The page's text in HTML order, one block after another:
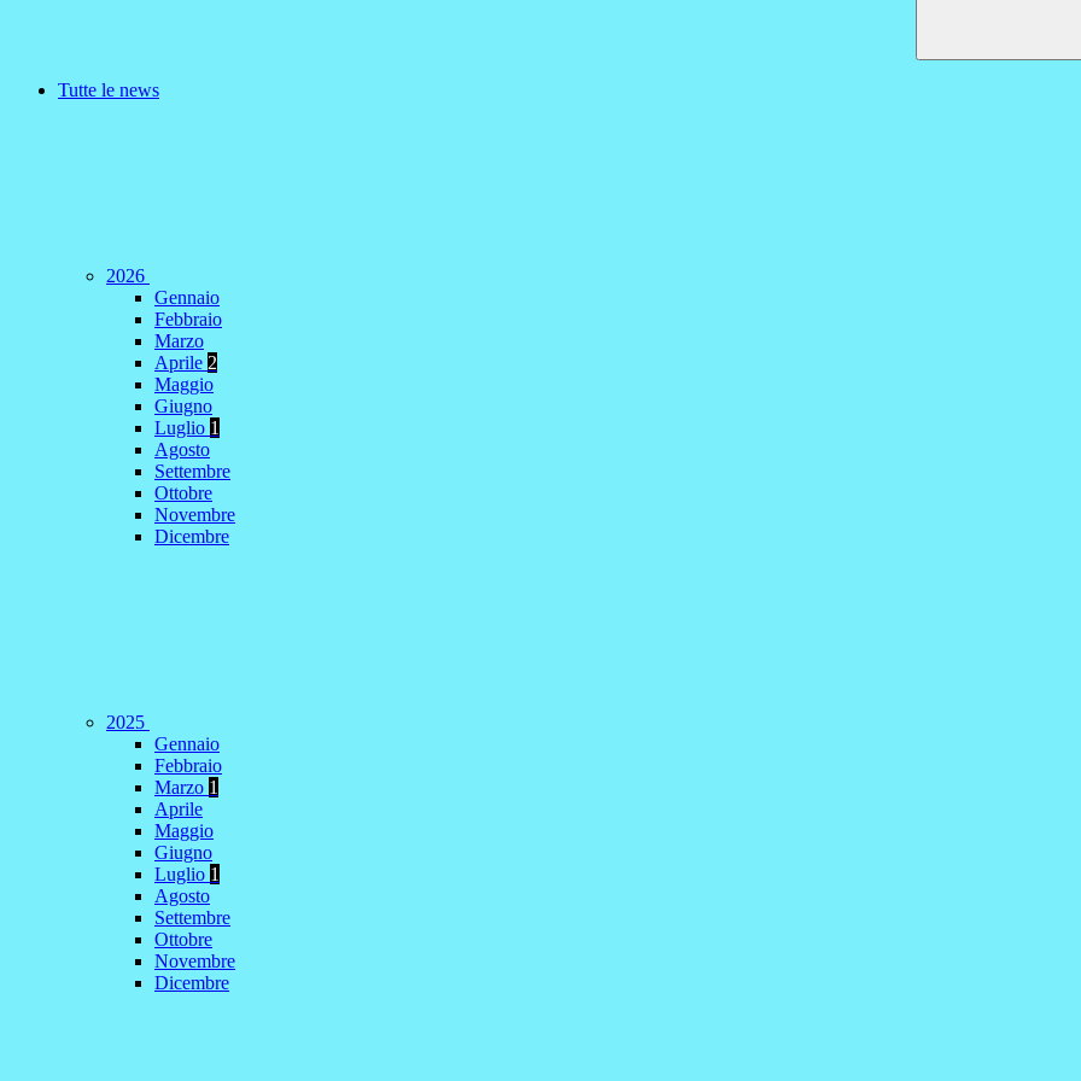
Tutte le news
2026
Gennaio
Febbraio
Marzo
Aprile 2
Maggio
Giugno
Luglio 1
Agosto
Settembre
Ottobre
Novembre
Dicembre
2025
Gennaio
Febbraio
Marzo 1
Aprile
Maggio
Giugno
Luglio 1
Agosto
Settembre
Ottobre
Novembre
Dicembre